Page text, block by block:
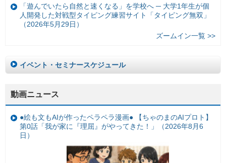
「遊んでいたら自然と速くなる」を学校へ ─ 大学1年生が個
人開発した対戦型タイピング練習サイト「タイピング無双」
（2026年5月29日）
ズームイン一覧 >>
イベント・セミナースケジュール
動画ニュース
●絵も文もAIが作ったペラペラ漫画● 【ちゃのまのAIプロト】
第0話「我が家に『理屈』がやってきた！」（2026年8月6
日）